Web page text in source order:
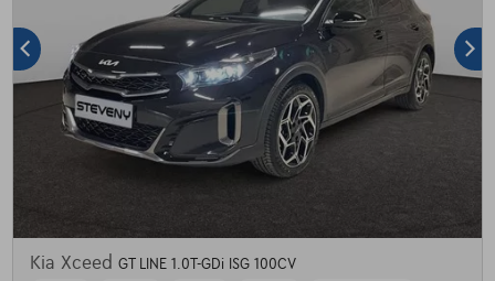
Kia Xceed GT LINE 1.0T-GDi ISG 100CV